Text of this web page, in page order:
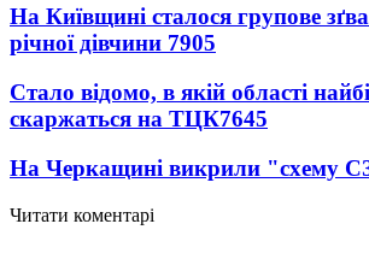
На Київщині сталося групове
річної дівчини 7905
Стало відомо, в якій області
скаржаться на ТЦК7645
На Черкащині викрили "схему
Читати коментарі